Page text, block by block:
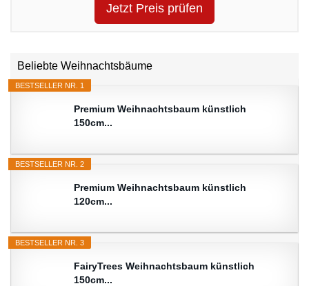
Jetzt Preis prüfen
Beliebte Weihnachtsbäume
BESTSELLER NR. 1
Premium Weihnachtsbaum künstlich
150cm...
BESTSELLER NR. 2
Premium Weihnachtsbaum künstlich
120cm...
BESTSELLER NR. 3
FairyTrees Weihnachtsbaum künstlich
150cm...